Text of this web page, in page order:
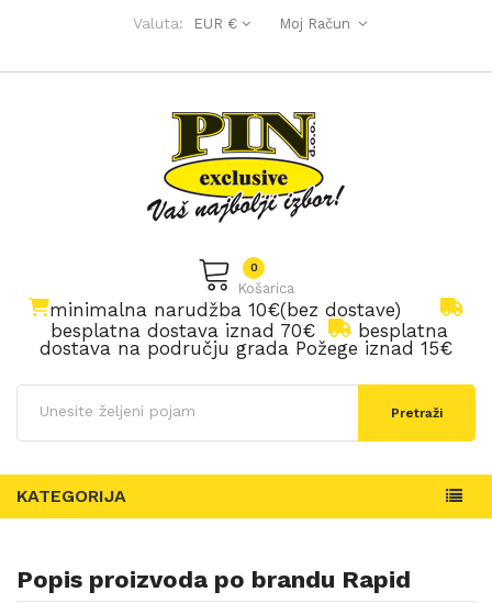
Valuta: EUR € Moj Račun
Košarica
0
minimalna narudžba 10€(bez dostave)
besplatna dostava iznad 70€
besplatna
dostava na području grada Požege iznad 15€
Pretraži
KATEGORIJA
Popis proizvoda po brandu Rapid